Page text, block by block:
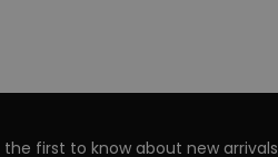
the first to know about new arrivals